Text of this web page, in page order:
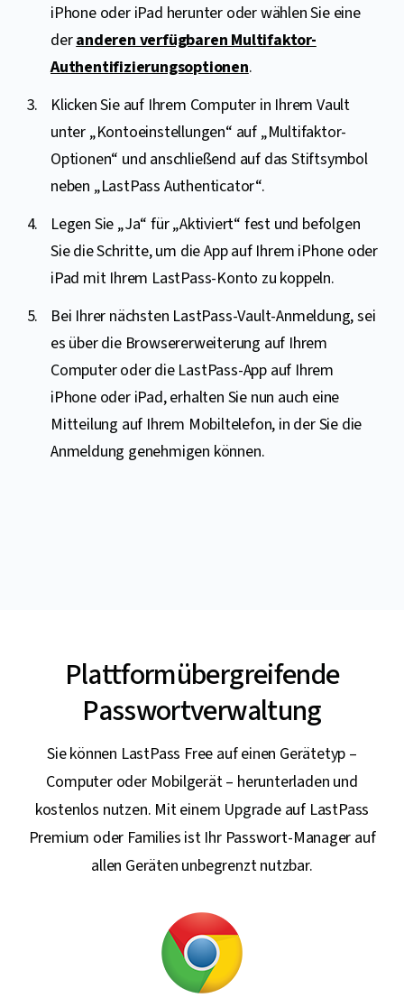
iPhone oder iPad herunter oder wählen Sie eine
deranderen verfügbaren Multifaktor-
Authentifizierungsoptionen.
Klicken Sie auf Ihrem Computer in Ihrem Vault
unter „Kontoeinstellungen“ auf „Multifaktor-
Optionen“ und anschließend auf das Stiftsymbol
neben „LastPass Authenticator“.
Legen Sie „Ja“ für „Aktiviert“ fest und befolgen
Sie die Schritte, um die App auf Ihrem iPhone oder
iPad mit Ihrem LastPass-Konto zu koppeln.
Bei Ihrer nächsten LastPass-Vault-Anmeldung, sei
es über die Browsererweiterung auf Ihrem
Computer oder die LastPass-App auf Ihrem
iPhone oder iPad, erhalten Sie nun auch eine
Mitteilung auf Ihrem Mobiltelefon, in der Sie die
Anmeldung genehmigen können.
Plattformübergreifende
Passwortverwaltung
Sie können LastPass Free auf einen Gerätetyp –
Computer oder Mobilgerät – herunterladen und
kostenlos nutzen. Mit einem Upgrade auf LastPass
Premium oder Families ist Ihr Passwort-Manager auf
allen Geräten unbegrenzt nutzbar.